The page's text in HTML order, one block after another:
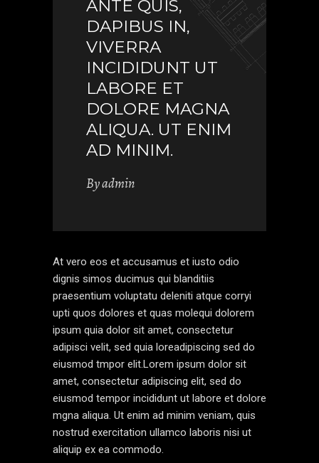
ANTE QUIS,
DAPIBUS IN,
VIVERRA
INCIDIDUNT UT
LABORE ET
DOLORE MAGNA
ALIQUA. UT ENIM
AD MINIM.
Byadmin
At vero eos et accusamus et iusto odio
dignis simos ducimus qui blanditiis
praesentium voluptatu deleniti atque corryi
upti quos dolores et quas molequi dolorem
ipsum quia dolor sit amet, consectetur
adipisci velit, sed quia loreadipiscing sed do
eiusmod tmpor elit.Lorem ipsum dolor sit
amet, consectetur adipiscing elit, sed do
eiusmod tempor incididunt ut labore et dolore
mgna aliqua. Ut enim ad minim veniam, quis
nostrud exercitation ullamco laboris nisi ut
aliquip ex ea commodo.